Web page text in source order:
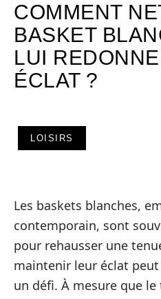
COMMENT
BASKET
LUI
ÉCLAT ?
LOISIRS
Les baskets blanches,
contemporain, sont
pour rehausser une
maintenir leur éclat
un défi. À mesure que le